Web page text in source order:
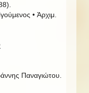
• Ἀρχιμ.
Παναγιώτου.